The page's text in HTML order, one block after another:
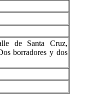
de Santa Cruz,
borradores y dos